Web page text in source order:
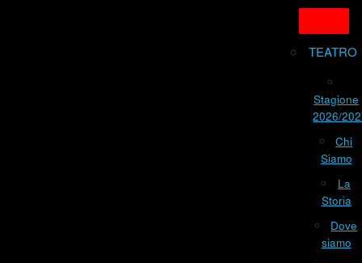
TEATRO
Stagione
2026/
Chi
Siamo
La
Storia
Dove
siamo